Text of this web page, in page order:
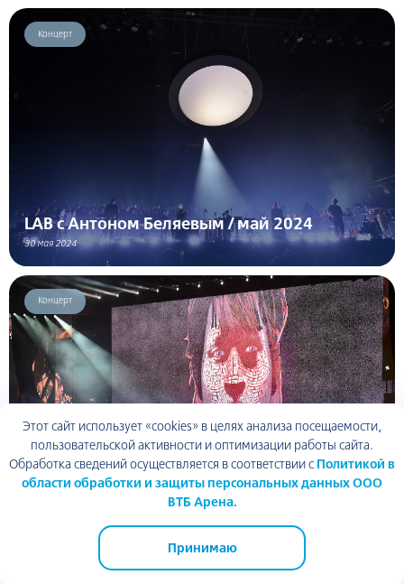
Концерт
LAB с Антоном Беляевым / май 2024
30 мая 2024
Концерт
КИНО / май 2024
ТЦ Арена Плаза ВТБ Арена
Этот сайт использует «cookies» в целях анализа посещаемости,
пользовательской активности и оптимизации работы сайта.
Обработка сведений осуществляется в соответствии с Политикой в
области обработки и защиты персональных данных ООО
ВТБ Арена.
Принимаю